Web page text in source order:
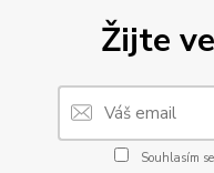
Žijte
Souhlasím se